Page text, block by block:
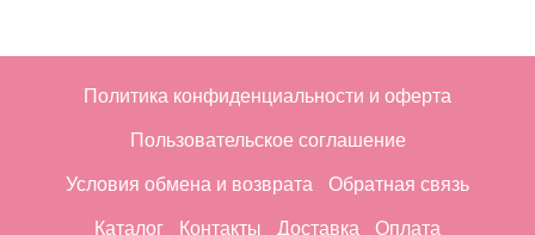
Политика конфиденциальности и оферта
Пользовательское соглашение
Условия обмена и возврата Обратная связь
Каталог Контакты Доставка Оплата